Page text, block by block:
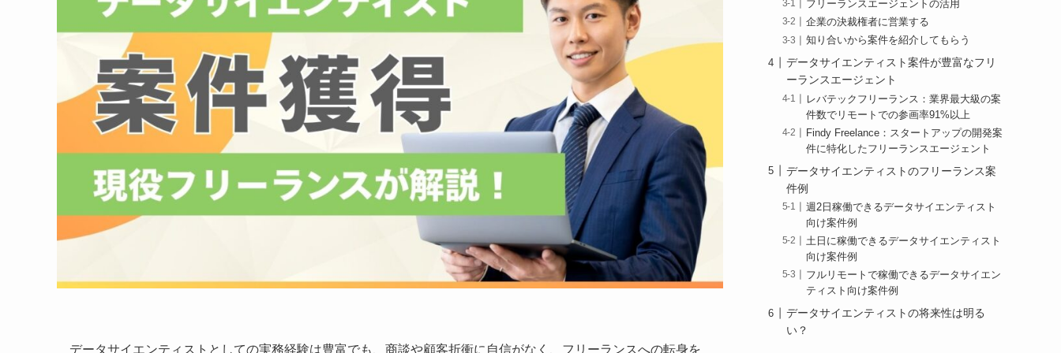
データサイエンティストとしての実務経験は豊富でも、商談や顧客折衝に自信がなく、フリーランスへの転身を
フリーランスエージェントの活用
企業の決裁権者に営業する
知り合いから案件を紹介してもらう
データサイエンティスト案件が豊富なフリ
ーランスエージェント
レバテックフリーランス：業界最大級の案
件数でリモートでの参画率91%以上
Findy Freelance：スタートアップの開発案
件に特化したフリーランスエージェント
データサイエンティストのフリーランス案
件例
週2日稼働できるデータサイエンティスト
向け案件例
土日に稼働できるデータサイエンティスト
向け案件例
フルリモートで稼働できるデータサイエン
ティスト向け案件例
データサイエンティストの将来性は明る
い？